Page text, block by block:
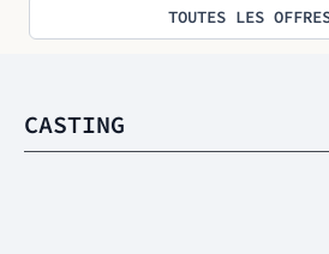
TOUTES LES
CASTING